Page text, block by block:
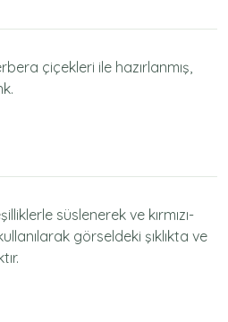
çiçekleri ile hazırlanmış,
süslenerek ve kırmızı-
görseldeki şıklıkta ve